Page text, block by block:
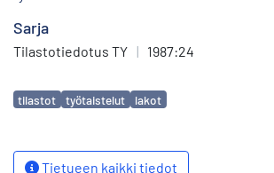
Sarja
Tilastotiedotus TY | 1987:24
Avainsanat
tilastot työtaistelut lakot
Tietueen kaikki tiedot